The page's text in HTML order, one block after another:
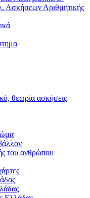
Αριθμητικής
θεωρία ασκήσεις
του ανθρώπου